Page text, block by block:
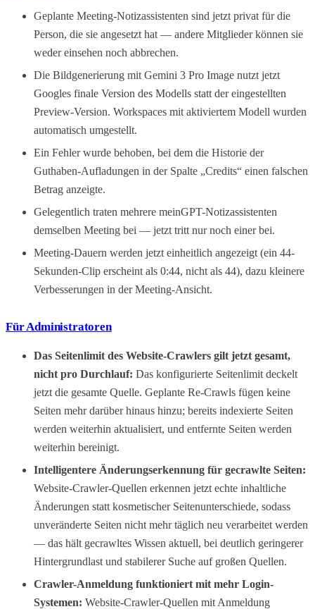
Geplante Meeting-Notizassistenten sind jetzt privat für die
Person, die sie angesetzt hat — andere Mitglieder können sie
weder einsehen noch abbrechen.
Die Bildgenerierung mit Gemini 3 Pro Image nutzt jetzt
Googles finale Version des Modells statt der eingestellten
Preview-Version. Workspaces mit aktiviertem Modell wurden
automatisch umgestellt.
Ein Fehler wurde behoben, bei dem die Historie der
Guthaben-Aufladungen in der Spalte „Credits“ einen falschen
Betrag anzeigte.
Gelegentlich traten mehrere meinGPT-Notizassistenten
demselben Meeting bei — jetzt tritt nur noch einer bei.
Meeting-Dauern werden jetzt einheitlich angezeigt (ein 44-
Sekunden-Clip erscheint als 0:44, nicht als 44), dazu kleinere
Verbesserungen in der Meeting-Ansicht.
Für Administratoren
Das Seitenlimit des Website-Crawlers gilt jetzt gesamt,
nicht pro Durchlauf: Das konfigurierte Seitenlimit deckelt
jetzt die gesamte Quelle. Geplante Re-Crawls fügen keine
Seiten mehr darüber hinaus hinzu; bereits indexierte Seiten
werden weiterhin aktualisiert, und entfernte Seiten werden
weiterhin bereinigt.
Intelligentere Änderungserkennung für gecrawlte Seiten:
Website-Crawler-Quellen erkennen jetzt echte inhaltliche
Änderungen statt kosmetischer Seitenunterschiede, sodass
unveränderte Seiten nicht mehr täglich neu verarbeitet werden
— das hält gecrawltes Wissen aktuell, bei deutlich geringerer
Hintergrundlast und stabilerer Suche auf großen Quellen.
Crawler-Anmeldung funktioniert mit mehr Login-
Systemen: Website-Crawler-Quellen mit Anmeldung